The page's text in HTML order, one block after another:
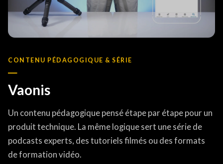
CONTENU PÉDAGOGIQUE & SÉRIE
Vaonis
Un contenu pédagogique pensé étape par étape pour un
produit technique. La même logique sert une série de
podcasts experts, des tutoriels filmés ou des formats
de formation vidéo.